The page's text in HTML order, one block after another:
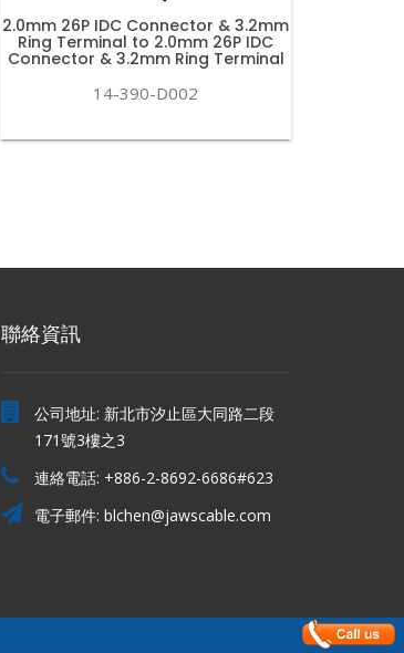
2.0mm 26P IDC Connector & 3.2mm
Ring Terminal to 2.0mm 26P IDC
Connector & 3.2mm Ring Terminal
14-390-D002
聯絡資訊
公司地址: 新北市汐止區大同路二段
171號3樓之3
連絡電話: +886-2-8692-6686#623
電子郵件: blchen@jawscable.com